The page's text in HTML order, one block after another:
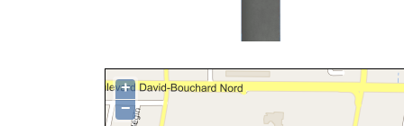
+
−